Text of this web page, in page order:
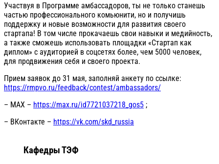
Участвуя в Программе амбассадоров, ты не только станешь
частью профессионального комьюнити, но и получишь
поддержку и новые возможности для развития своего
стартапа! В том числе прокачаешь свои навыки и медийность,
а также сможешь использовать площадки «Стартап как
диплом» с аудиторией в соцсетях более, чем 5000 человек,
для продвижения себя и своего проекта.
Прием заявок до 31 мая, заполняй анкету по ссылке:
https://rmpvo.ru/feedback/contest/ambassadors/
– MAX – https://max.ru/id7721037218_gos5 ;
– ВКонтакте – https://vk.com/skd_russia
Кафедры ТЭФ